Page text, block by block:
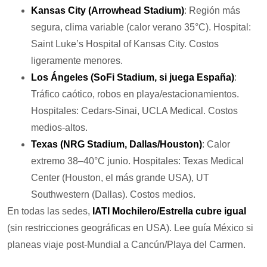
Kansas City (Arrowhead Stadium): Región más
segura, clima variable (calor verano 35°C). Hospital:
Saint Luke’s Hospital of Kansas City. Costos
ligeramente menores.
Los Ángeles (SoFi Stadium, si juega España):
Tráfico caótico, robos en playa/estacionamientos.
Hospitales: Cedars-Sinai, UCLA Medical. Costos
medios-altos.
Texas (NRG Stadium, Dallas/Houston): Calor
extremo 38–40°C junio. Hospitales: Texas Medical
Center (Houston, el más grande USA), UT
Southwestern (Dallas). Costos medios.
En todas las sedes, IATI Mochilero/Estrella cubre igual
(sin restricciones geográficas en USA). Lee guía México si
planeas viaje post-Mundial a Cancún/Playa del Carmen.